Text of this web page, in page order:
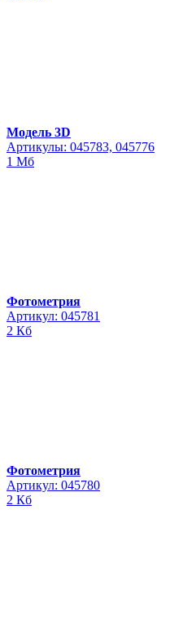
Модель 3D
Артикулы: 045783, 045776
1 Мб
Фотометрия
Артикул: 045781
2 Кб
Фотометрия
Артикул: 045780
2 Кб